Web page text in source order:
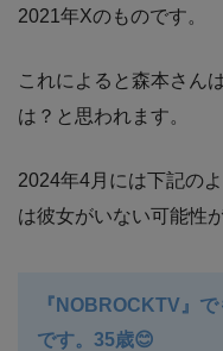
2021年Xのものです。
これによると森本さん
は？と思われます。
2024年4月には下記の
は彼女がいない可能性
『NOBROCKTV』
です。35歳😊